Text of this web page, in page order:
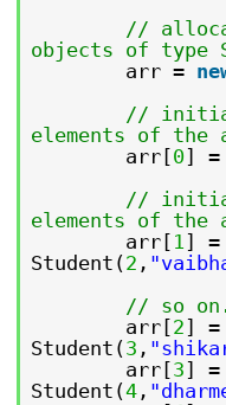
//
objects of type
arr =
//
elements of the
arr[0] =
//
elements of the
arr[ 1] =
Student(2 ,
// so
arr[2] =
Student(3 ,
arr[3] =
Student(4,